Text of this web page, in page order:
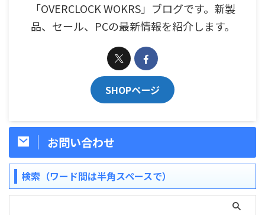
「OVERCLOCK WOKRS」ブログです。新製
品、セール、PCの最新情報を紹介します。
SHOPページ
お問い合わせ
検索（ワード間は半角スペースで）